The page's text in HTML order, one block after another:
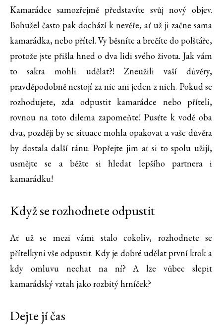
Kamarádce samozřejmě představíte svůj nový objev.
Bohužel často pak dochází k nevěře, ať už ji začne sama
kamarádka, nebo přítel. Vy běsníte a brečíte do polštáře,
protože jste přišla hned o dva lidi svého života. Jak vám
to sakra mohli udělat?! Zneužili vaší důvěry,
pravděpodobně nestojí za nic ani jeden z nich. Pokud se
rozhodujete, zda odpustit kamarádce nebo příteli,
rovnou na toto dilema zapomeňte! Pusťte k vodě oba
dva, později by se situace mohla opakovat a vaše důvěra
by dostala další ránu. Popřejte jim ať si to spolu užijí,
usmějte se a běžte si hledat lepšího partnera i
kamarádku!
Když se rozhodnete odpustit
Ať už se mezi vámi stalo cokoliv, rozhodnete se
přítelkyni vše odpustit. Kdy je dobré udělat první krok a
kdy omluvu nechat na ní? A lze vůbec slepit
kamarádský vztah jako rozbitý hrníček?
Dejte jí čas